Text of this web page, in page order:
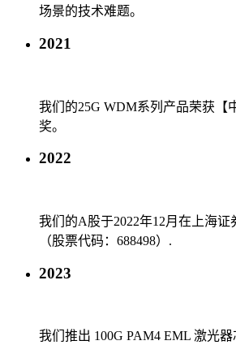
场景的技术难题。
2021
我们的25G WDM系列产品荣获【
奖。
2022
我们的A股于2022年12月在上海
（股票代码：688498）.
2023
我们推出 100G PAM4 EML 激光器